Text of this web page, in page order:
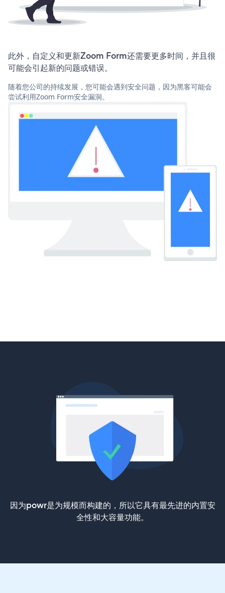
此外，自定义和更新Zoom Form还需要更多时间，并且很
可能会引起新的问题或错误。
随着您公司的持续发展，您可能会遇到安全问题，因为黑客可能会
尝试利用Zoom Form安全漏洞。
因为powr是为规模而构建的，所以它具有最先进的内置安
全性和大容量功能。